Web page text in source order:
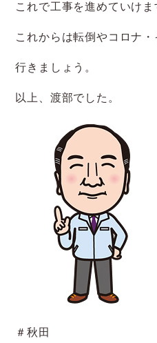
これで工事を進めていけま
これからは転倒やコロナ
行きましょう。
以上、渡部でした。
＃秋田